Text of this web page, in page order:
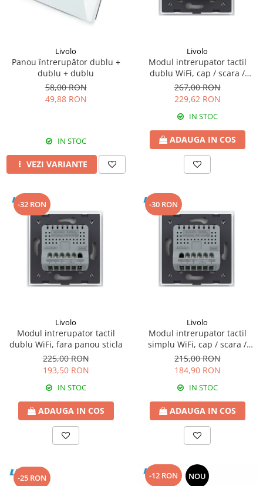
Livolo
Panou întrerupător dublu +
dublu + dublu
58,00 RON
49,88 RON
IN STOC
VEZI VARIANTE
Livolo
Modul intrerupator tactil
dublu WiFi, cap / scara /
cruce, fara panou sticla
267,00 RON
229,62 RON
IN STOC
ADAUGA IN COS
-32 RON
Livolo
Modul intrerupator tactil
dublu WiFi, fara panou sticla
225,00 RON
193,50 RON
IN STOC
ADAUGA IN COS
-30 RON
Livolo
Modul intrerupator tactil
simplu WiFi, cap / scara /
cruce, fara panou sticla
215,00 RON
184,90 RON
IN STOC
ADAUGA IN COS
-25 RON -12 RON NOU